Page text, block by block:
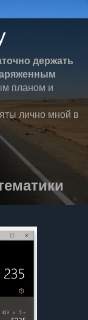
держать
планом и
лично мной в